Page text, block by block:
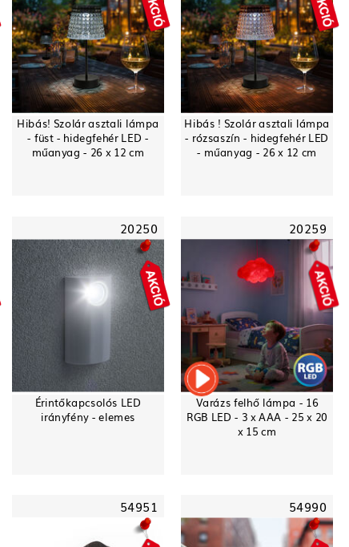
Hibás! Szolár asztali lámpa
- füst - hidegfehér LED -
műanyag - 26 x 12 cm
Hibás ! Szolár asztali lámpa
- rózsaszín - hidegfehér LED
- műanyag - 26 x 12 cm
20250
Érintőkapcsolós LED
irányfény - elemes
20259
Varázs felhő lámpa - 16
RGB LED - 3 x AAA - 25 x 20
x 15 cm
54951 54990